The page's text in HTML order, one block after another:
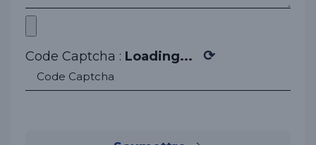
Code Captcha : Loading... ⟳